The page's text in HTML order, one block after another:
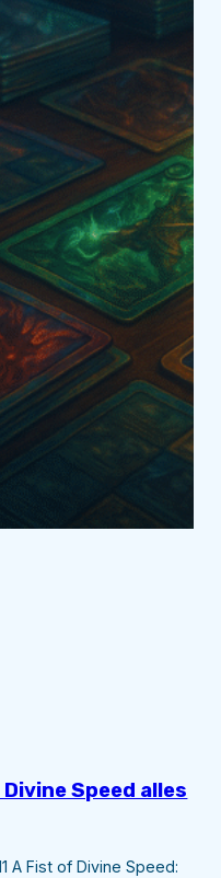
Divine Speed alles
A Fist of Divine Speed: